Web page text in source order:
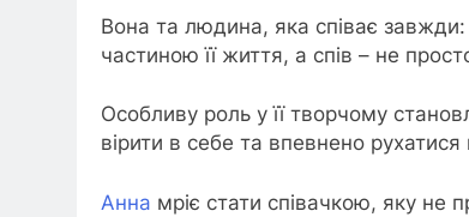
Вона та людина, яка співає
частиною її життя, а спів – не
Особливу роль у її творчому
вірити в себе та впевнено
Анна мріє стати співачкою, яку